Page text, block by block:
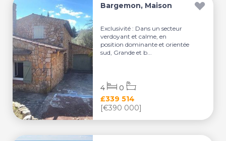
Bargemon, Maison
Exclusivité : Dans un secteur
verdoyant et calme, en
position dominante et orientée
sud, Grande et b...
£339 514
[€390 000]
4 0